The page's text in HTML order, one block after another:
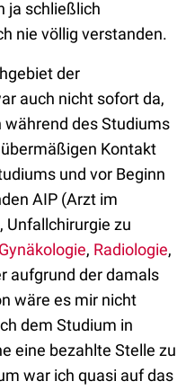
ja schließlich
nie völlig verstanden.
der
auch nicht sofort da,
des Studiums
Kontakt
und vor Beginn
AIP (Arzt im
Unfallchirurgie zu
Gynäkologie, Radiologie,
aufgrund der damals
wäre es mir nicht
dem Studium in
eine bezahlte Stelle zu
war ich quasi auf das